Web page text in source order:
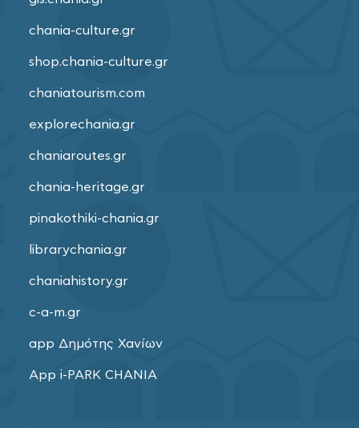
chania-culture.gr
shop.chania-culture.gr
chaniatourism.com
explorechania.gr
chaniaroutes.gr
chania-heritage.gr
pinakothiki-chania.gr
librarychania.gr
chaniahistory.gr
c-a-m.gr
app Δημότης Χανίων
App i-PARK CHANIA